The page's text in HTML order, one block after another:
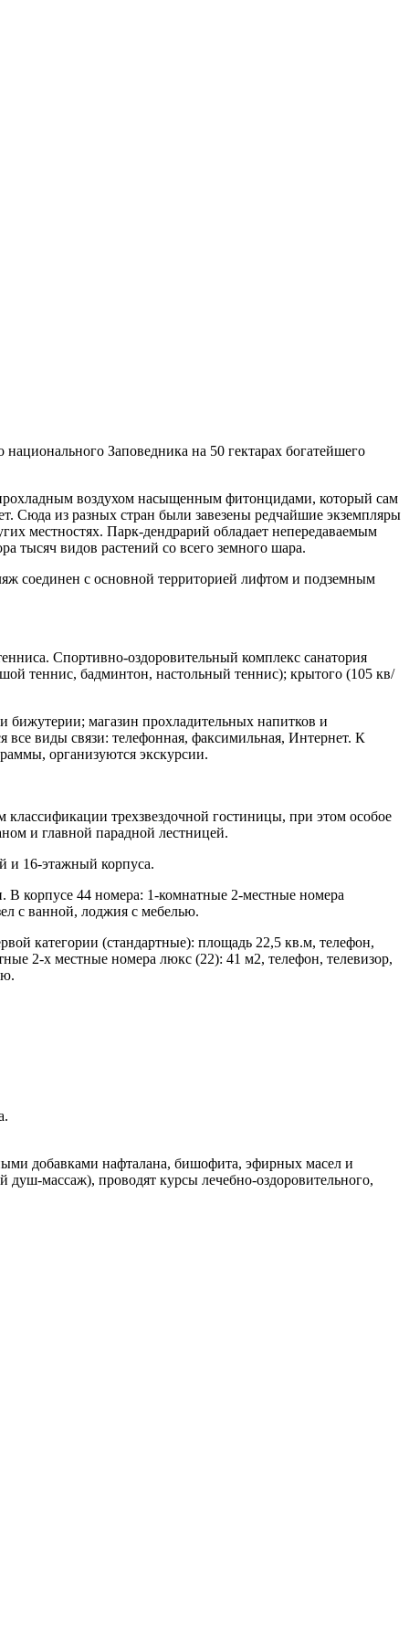
Заповедника на 50 гектарах богатейшего
воздухом насыщенным фитонцидами, который сам
Сюда из разных стран были завезены редчайшие экземпляры
местностях. Парк-дендрарий обладает непередаваемым
тысяч видов растений со всего земного шара.
соединен с основной территорией лифтом и подземным
Спортивно-оздоровительный комплекс санатория
теннис, бадминтон, настольный теннис); крытого (105 кв/
бижутерии; магазин прохладительных напитков и
виды связи: телефонная, факсимильная, Интернет. К
организуются экскурсии.
классификации трехзвездочной гостиницы, при этом особое
и главной парадной лестницей.
и 16-этажный корпуса.
корпусе 44 номера: 1-комнатные 2-местные номера
с ванной, лоджия с мебелью.
категории (стандартные): площадь 22,5 кв.м, телефон,
2-х местные номера люкс (22): 41 м2, телефон, телевизор,
добавками нафталана, бишофита, эфирных масел и
массаж), проводят курсы лечебно-оздоровительного,